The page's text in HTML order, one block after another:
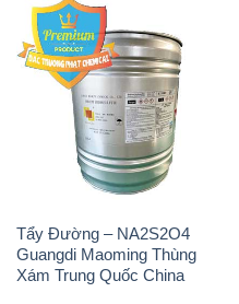
Tẩy Đường – NA2S2O4
Guangdi Maoming Thùng
Xám Trung Quốc China